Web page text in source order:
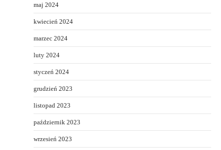
maj 2024
kwiecień 2024
marzec 2024
luty 2024
styczeń 2024
grudzień 2023
listopad 2023
październik 2023
wrzesień 2023